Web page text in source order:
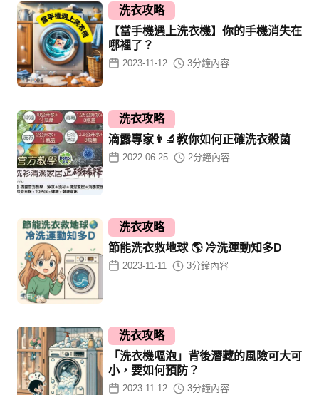
洗衣攻略
【當手機遇上洗衣機】你的手機消失在
哪裡了？
2023-11-12 3分鐘內容
洗衣攻略
滴露專家👨‍🔬教你如何正確洗衣殺菌
2022-06-25 2分鐘內容
洗衣攻略
節能洗衣救地球 🌎 冷洗運動知多D
2023-11-11 3分鐘內容
洗衣攻略
「洗衣機嘔泡」背後潛藏的風險可大可
小，要如何預防？
2023-11-12 3分鐘內容